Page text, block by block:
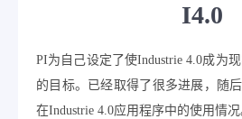
I4.0
PI为自己设定了使Industrie 4.0成为
的目标。已经取得了很多进展，随
在Industrie 4.0应用程序中的使用情况